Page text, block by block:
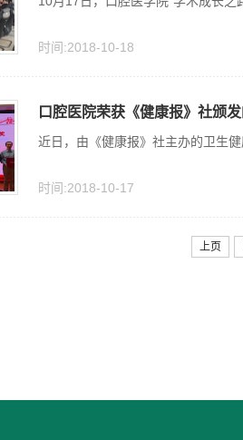
时间:2018-10-18
口腔医院荣获《健康报》社颁
近日，由《健康报》社主办的卫生
时间:2018-10-17
上页